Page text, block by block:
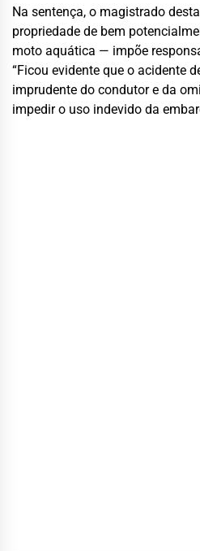
Na sentença, o magistrado
propriedade de bem
moto aquática — impõe
“Ficou evidente que o acidente
imprudente do condutor e da
impedir o uso indevido da